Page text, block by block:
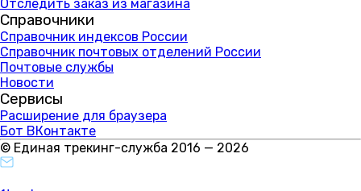
Отследить заказ из магазина
Справочники
Справочник индексов России
Справочник почтовых отделений России
Почтовые службы
Новости
Сервисы
Расширение для браузера
Бот ВКонтакте
© Единая трекинг-служба 2016 — 2026